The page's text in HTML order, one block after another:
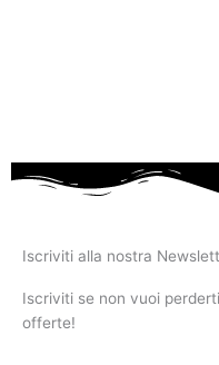
Iscriviti alla nostra
Iscriviti se non vuoi
offerte!